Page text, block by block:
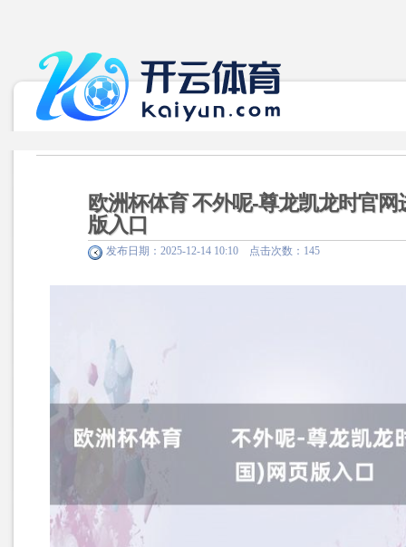
欧洲杯体育 不外呢-尊龙凯龙时官网
版入口
发布日期：2025-12-14 10:10 点击次数：145